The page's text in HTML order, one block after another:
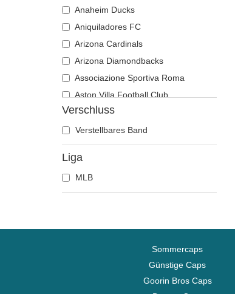
Anaheim Ducks
Aniquiladores FC
Arizona Cardinals
Arizona Diamondbacks
Associazione Sportiva Roma
Aston Villa Football Club
Atlanta Braves
Atlanta Falcons
Atlanta Hawks
Boston Bruins
Boston Celtics
Carolina Panthers
Chelsea Football Club
Verschluss
Verstellbares Band
Liga
MLB
Sommercaps
Günstige Caps
Goorin Bros Caps